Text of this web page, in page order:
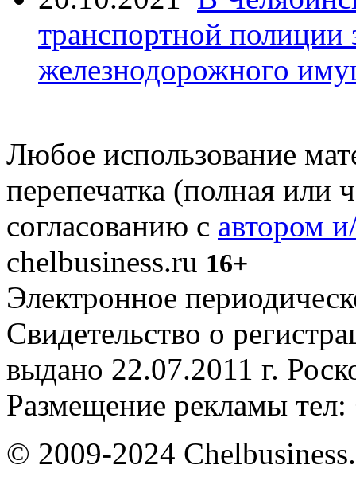
транспортной
железнодорожного
Любое использование
перепечатка (полная или
согласованию с автором
chelbusiness.ru 16+
Электронное
Свидетельство о
выдано 22.07.2011 г.
Размещение рекламы
© 2009-2024